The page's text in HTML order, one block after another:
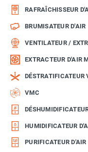
RAFRAÎCHISSEUR
BRUMISATEUR D'AIR
VENTILATEUR /
EXTRACTEUR D'AIR
DÉSTRATIFICATEUR
VMC
HUMIDIFICATEUR
PURIFICATEUR D'AIR